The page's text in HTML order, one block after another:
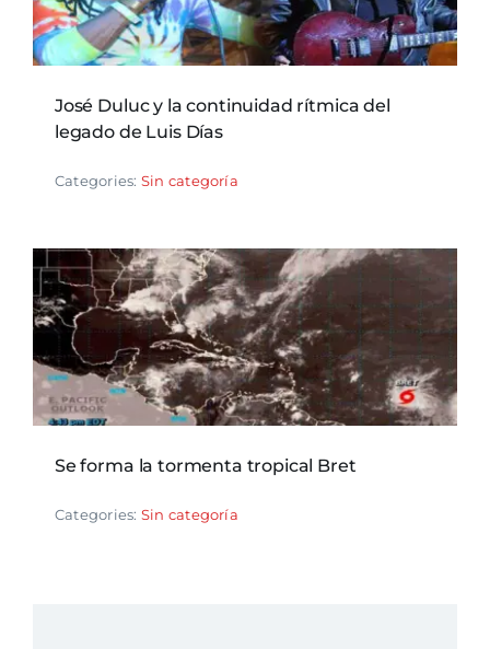
José Duluc y la continuidad rítmica del
legado de Luis Días
Categories: Sin categoría
Se forma la tormenta tropical Bret
Categories: Sin categoría